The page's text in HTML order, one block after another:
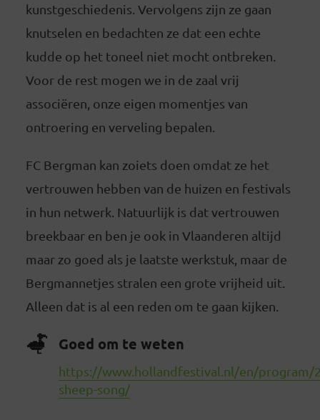
kunstgeschiedenis. Vervolgens zijn ze gaan
knutselen en bedachten ze dat een echte
kudde op het toneel niet mocht ontbreken.
Voor de rest mogen we in de zaal vrij
associëren, onze eigen momentjes van
ontroering en verveling bepalen.
FC Bergman kan zoiets doen omdat ze het
vertrouwen hebben van de huizen en festivals
in hun netwerk. Natuurlijk is dat vertrouwen
breekbaar en ben je ook in Vlaanderen altijd
maar zo goed als je laatste werkstuk, maar de
Bergmannetjes stralen een grote vrijheid uit.
Alleen dat is al een reden om te gaan kijken.
Goed om te weten
https://www.hollandfestival.nl/en/program/
sheep-song/